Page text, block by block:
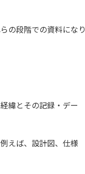
の段階での資料になり
緯とその記録・デー
えば、設計図、仕様